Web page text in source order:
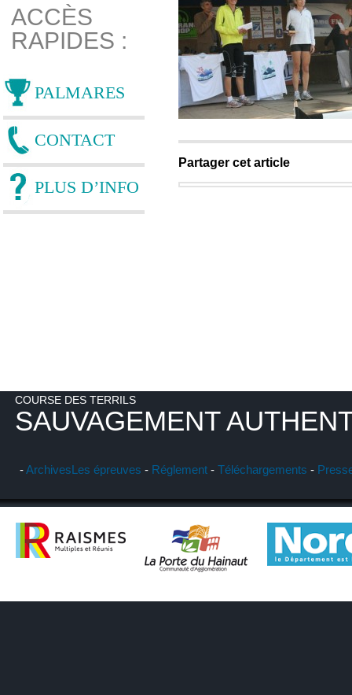
ACCÈS
RAPIDES :
PALMARES
CONTACT
PLUS D’INFO
Partager cet article
COURSE DES TERRILS
SAUVAGEMENT
-ArchivesLes épreuves - Réglement - Téléchargements -